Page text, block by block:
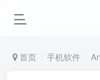
首页 手机软件